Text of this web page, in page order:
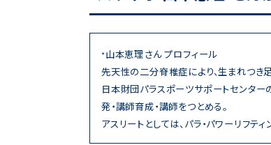
*山本恵理さん プロフィール
先天性の二分脊椎症により、生まれつき
日本財団パラスポーツサポートセンター
発・講師育成・講師をつとめる。
アスリートとしては、パラ・パワーリフテ